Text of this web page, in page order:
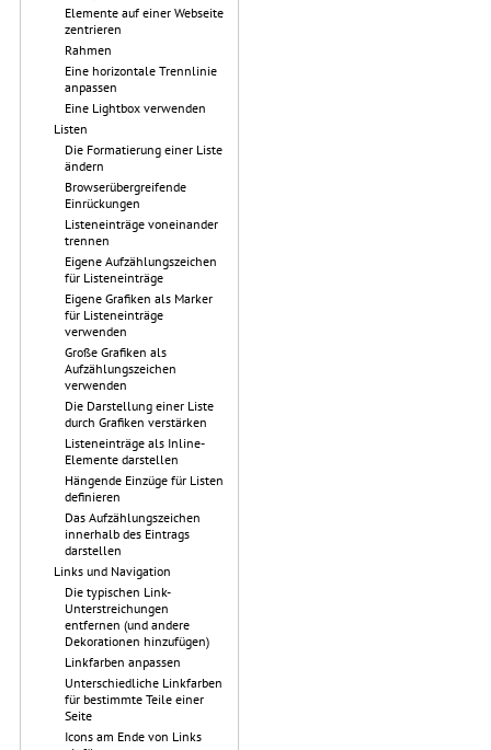
Elemente auf einer Webseite
zentrieren
Rahmen
Eine horizontale Trennlinie
anpassen
Eine Lightbox verwenden
Listen
Die Formatierung einer Liste
ändern
Browserübergreifende
Einrückungen
Listeneinträge voneinander
trennen
Eigene Aufzählungszeichen
für Listeneinträge
Eigene Grafiken als Marker
für Listeneinträge
verwenden
Große Grafiken als
Aufzählungszeichen
verwenden
Die Darstellung einer Liste
durch Grafiken verstärken
Listeneinträge als Inline-
Elemente darstellen
Hängende Einzüge für Listen
definieren
Das Aufzählungszeichen
innerhalb des Eintrags
darstellen
Links und Navigation
Die typischen Link-
Unterstreichungen
entfernen (und andere
Dekorationen hinzufügen)
Linkfarben anpassen
Unterschiedliche Linkfarben
für bestimmte Teile einer
Seite
Icons am Ende von Links